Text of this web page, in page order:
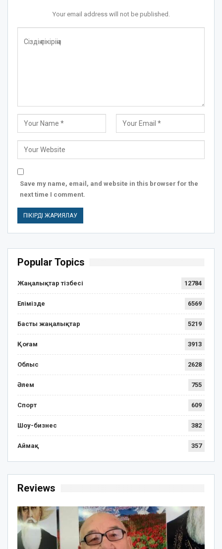
Your email address will not be published.
Save my name, email, and website in this browser for the
next time I comment.
Popular Topics
Жаңалықтар тізбесі 12784
Елімізде 6569
Басты жаңалықтар 5219
Қоғам 3913
Облыс 2628
Әлем 755
Спорт 609
Шоу-бизнес 382
Аймақ 357
Reviews